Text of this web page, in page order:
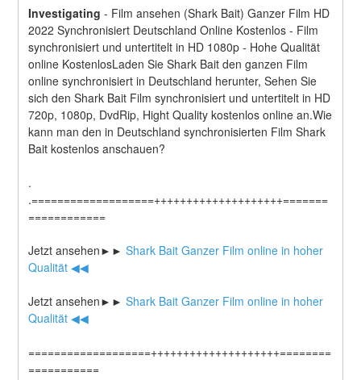
Investigating - Film ansehen (Shark Bait) Ganzer Film HD
2022 Synchronisiert Deutschland Online Kostenlos - Film
synchronisiert und untertitelt in HD 1080p - Hohe Qualität
online KostenlosLaden Sie Shark Bait den ganzen Film
online synchronisiert in Deutschland herunter, Sehen Sie
sich den Shark Bait Film synchronisiert und untertitelt in HD
720p, 1080p, DvdRip, Hight Quality kostenlos online an.Wie
kann man den in Deutschland synchronisierten Film Shark
Bait kostenlos anschauen?
.
.===================++++++++++++++++++++=======
============
Jetzt ansehen►► Shark Bait Ganzer Film online in hoher
Qualität ◀◀
Jetzt ansehen►► Shark Bait Ganzer Film online in hoher
Qualität ◀◀
===================++++++++++++++++++++========
===========